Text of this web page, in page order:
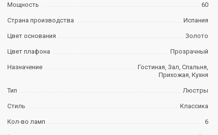
Мощность 60
Страна производства Испания
Цвет основания Золото
Цвет плафона Прозрачный
Назначение
Гостиная, Зал, Спальня,
Прихожая, Кухня
Тип Люстры
Стиль Классика
Кол-во ламп 6